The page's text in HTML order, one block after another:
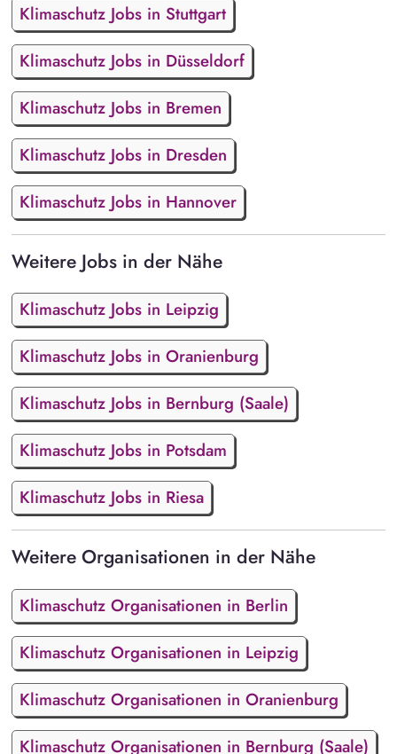
Klimaschutz Jobs in Stuttgart
Klimaschutz Jobs in Düsseldorf
Klimaschutz Jobs in Bremen
Klimaschutz Jobs in Dresden
Klimaschutz Jobs in Hannover
Weitere Jobs in der Nähe
Klimaschutz Jobs in Leipzig
Klimaschutz Jobs in Oranienburg
Klimaschutz Jobs in Bernburg (Saale)
Klimaschutz Jobs in Potsdam
Klimaschutz Jobs in Riesa
Weitere Organisationen in der Nähe
Klimaschutz Organisationen in Berlin
Klimaschutz Organisationen in Leipzig
Klimaschutz Organisationen in Oranienburg
Klimaschutz Organisationen in Bernburg (Saale)